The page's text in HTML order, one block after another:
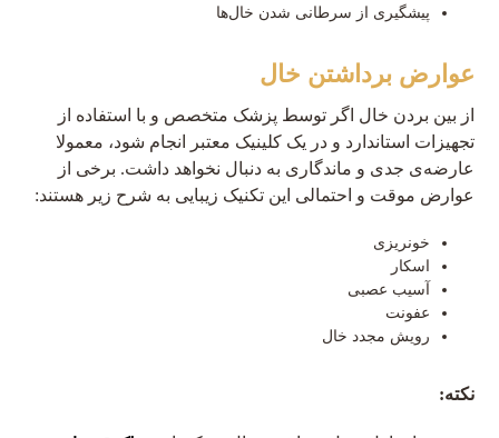
پیشگیری از سرطانی شدن خال‌ها
عوارض برداشتن خال
از بین بردن خال اگر توسط پزشک متخصص و با استفاده از
تجهیزات استاندارد و در یک کلینیک معتبر انجام شود، معمولا
عارضه‌ی جدی و ماندگاری به دنبال نخواهد داشت. برخی از
عوارض موقت و احتمالی این تکنیک زیبایی به شرح زیر هستند:
خونریزی
اسکار
آسیب عصبی
عفونت
رویش مجدد خال
نکته: